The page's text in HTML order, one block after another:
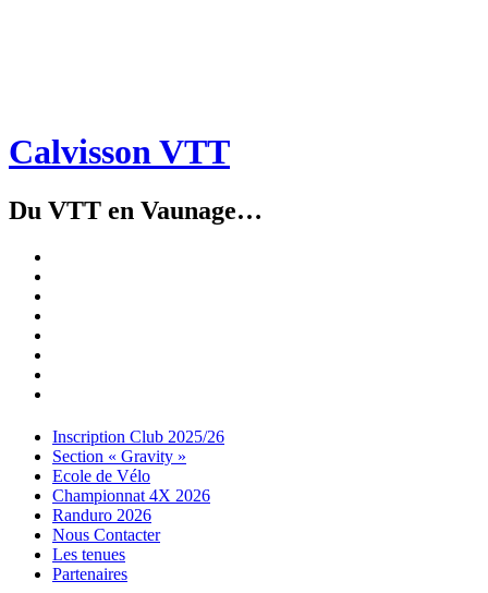
Calvisson VTT
Du VTT en Vaunage…
Menu
Widgets
Recherche
Aller
contenu
Inscription Club 2025/26
Section « Gravity »
Ecole de Vélo
Championnat 4X 2026
Randuro 2026
Nous Contacter
Les tenues
Partenaires